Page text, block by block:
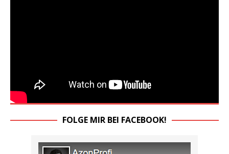
FOLGE MIR BEI FACEBOOK!